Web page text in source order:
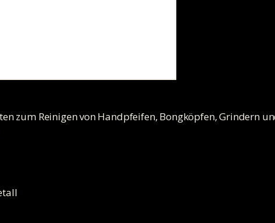
zum Reinigen von Handpfeifen, Bongköpfen, Grindern